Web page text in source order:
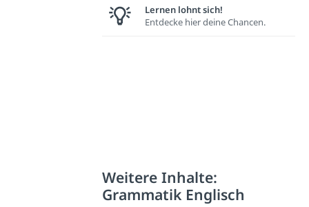
Lernen lohnt sich!
Entdecke hier deine Chancen.
Weitere Inhalte:
Grammatik Englisch